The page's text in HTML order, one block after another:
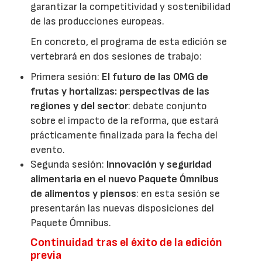
garantizar la competitividad y sostenibilidad
de las producciones europeas.
En concreto, el programa de esta edición se
vertebrará en dos sesiones de trabajo:
Primera sesión: El futuro de las OMG de
frutas y hortalizas: perspectivas de las
regiones y del sector: debate conjunto
sobre el impacto de la reforma, que estará
prácticamente finalizada para la fecha del
evento.
Segunda sesión: Innovación y seguridad
alimentaria en el nuevo Paquete Ómnibus
de alimentos y piensos: en esta sesión se
presentarán las nuevas disposiciones del
Paquete Ómnibus.
Continuidad tras el éxito de la edición
previa